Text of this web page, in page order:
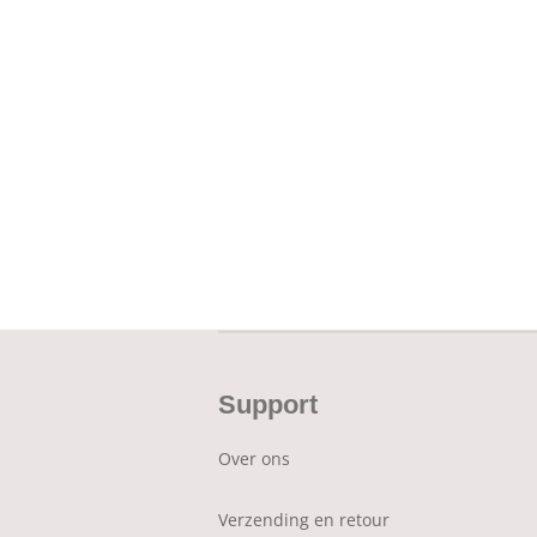
Support
Over ons
Verzending en retour